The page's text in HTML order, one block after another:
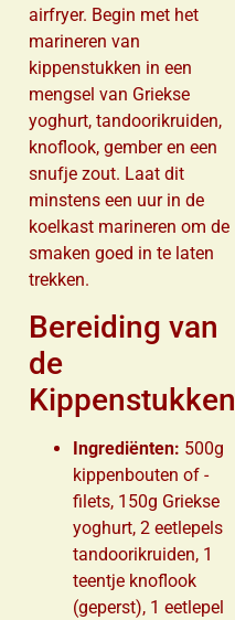
airfryer. Begin met het
marineren van
kippenstukken in een
mengsel van Griekse
yoghurt, tandoorikruiden,
knoflook, gember en een
snufje zout. Laat dit
minstens een uur in de
koelkast marineren om de
smaken goed in te laten
trekken.
Bereiding van
de
Kippenstukken
Ingrediënten: 500g
kippenbouten of -
filets, 150g Griekse
yoghurt, 2 eetlepels
tandoorikruiden, 1
teentje knoflook
(geperst), 1 eetlepel